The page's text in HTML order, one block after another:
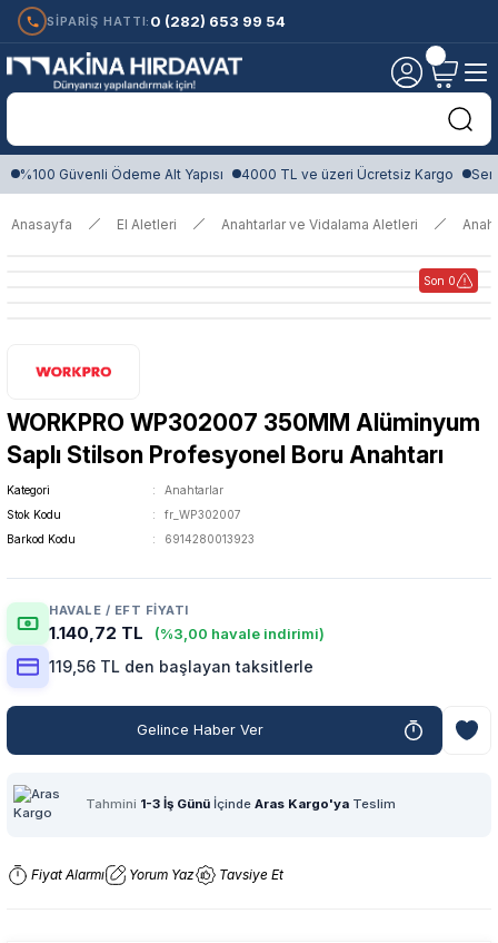
SİPARİŞ HATTI: 0 (282) 653 99 54
%100 Güvenli Ödeme Alt Yapısı 4000 TL ve üzeri Ücretsiz Kargo
Anasayfa El Aletleri Anahtarlar ve Vidalama Aletleri
Son 0
WORKPRO WP302007 350MM Alüminyum
Saplı Stilson Profesyonel Boru Anahtarı
Kategori
Anahtarlar
Stok Kodu
fr_WP302007
Barkod Kodu
6914280013923
HAVALE / EFT FIYATI
1.140,72 TL (%3,00 havale indirimi)
119,56 TL den başlayan taksitlerle
Gelince Haber Ver
Tahmini 1-3 İş Günü İçinde Aras Kargo'ya Teslim
Fiyat Alarmı Yorum Yaz Tavsiye Et